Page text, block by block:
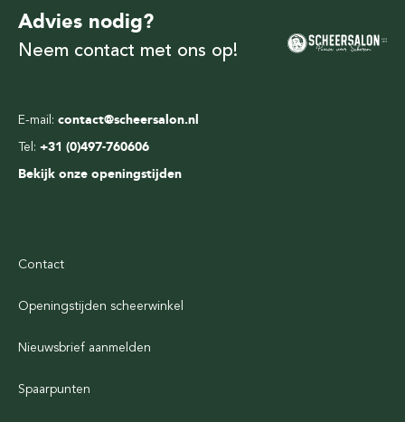
E-mail: contact@scheersalon.nl
Tel: +31 (0)497-760606
Bekijk onze openingstijden
Advies nodig?
Neem contact met ons op!
Contact
Openingstijden scheerwinkel
Nieuwsbrief aanmelden
Spaarpunten